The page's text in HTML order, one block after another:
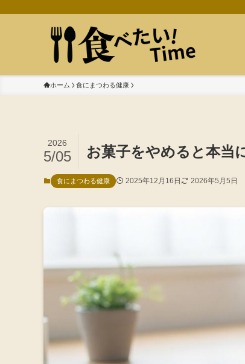
ホーム 食にまつわる健康
お菓子をやめると本当
2026
5/05
食にまつわる健康 2025年12月16日 2026年5月5日